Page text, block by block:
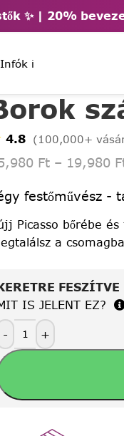
✨ | 20%
Infók ℹ️
4.8 (100,000+
Ft – 19,980
festőművész -
Picasso bőrébe
a
IS JELENT EZ?
-
+